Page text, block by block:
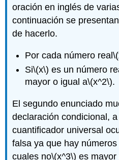
oración en inglés de
continuación se
de hacerlo.
Por cada número real
Si\(x\) es un número
mayor o igual a\(x^2\).
El segundo enunciado
declaración condicional,
cuantificador universal
falsa ya que hay
cuales no\(x^3\) es